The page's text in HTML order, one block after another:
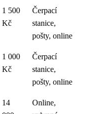
1 500
Kč
Čerpací
stanice,
pošty, online
1 000
Kč
Čerpací
stanice,
pošty, online
14
Online,